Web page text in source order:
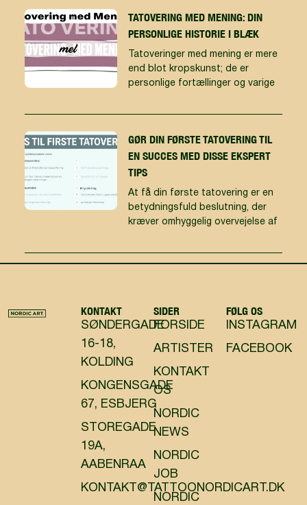
TATOVERING MED MENING: DIN
PERSONLIGE HISTORIE I BLÆK
Tatoveringer med mening er mere
end blot kropskunst; de er
personlige fortællinger og varige
GØR DIN FØRSTE TATOVERING TIL
EN SUCCES MED DISSE EKSPERT
TIPS
At få din første tatovering er en
betydningsfuld beslutning, der
kræver omhyggelig overvejelse af
KONTAKT
SØNDERGADE
16-18,
KOLDING
KONGENSGADE
67, ESBJERG
STOREGADE
19A,
AABENRAA
KONTAKT@TATTOONORDICART.DK
SIDER
FORSIDE
ARTISTER
KONTAKT
OS
NORDIC
NEWS
NORDIC
JOB
NORDIC
FØLG OS
INSTAGRAM
FACEBOOK